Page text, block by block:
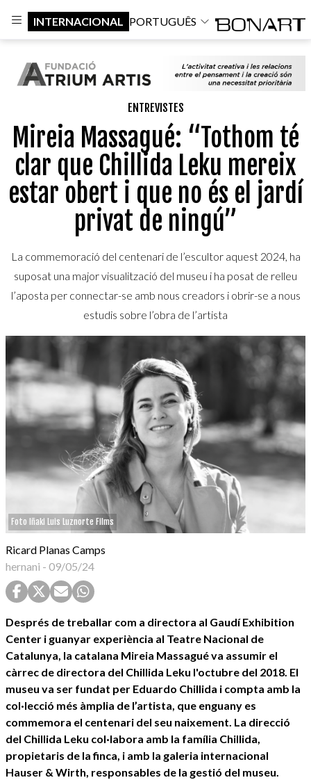
INTERNACIONAL PORTUGUÊS
ENTREVISTES
Mireia Massagué: “Tothom té
clar que Chillida Leku mereix
estar obert i que no és el jardí
privat de ningú”
La commemoració del centenari de l’escultor aquest 2024, ha
suposat una major visualització del museu i ha posat de relleu
l’aposta per connectar-se amb nous creadors i obrir-se a nous
estudis sobre l’obra de l’artista
Foto Iñaki Luis Luznorte Films
Ricard Planas Camps
hernani - 09/05/24
Després de treballar com a directora al Gaudí Exhibition
Center i guanyar experiència al Teatre Nacional de
Catalunya, la catalana Mireia Massagué va assumir el
càrrec de directora del Chillida Leku l'octubre del 2018. El
museu va ser fundat per Eduardo Chillida i compta amb la
col·lecció més àmplia de l’artista, que enguany es
commemora el centenari del seu naixement. La direcció
del Chillida Leku col·labora amb la família Chillida,
propietaris de la finca, i amb la galeria internacional
Hauser & Wirth, responsables de la gestió del museu.